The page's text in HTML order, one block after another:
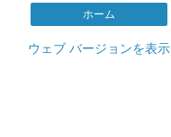
ホーム
ウェブ バージョンを表示